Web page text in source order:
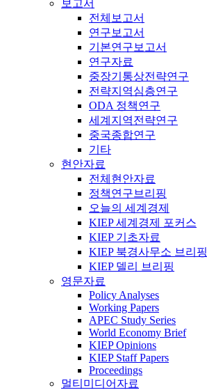
보고서
전체보고서
연구보고서
기본연구보고서
연구자료
중장기통상전략연구
전략지역심층연구
ODA 정책연구
세계지역전략연구
중국종합연구
기타
현안자료
전체현안자료
정책연구브리핑
오늘의 세계경제
KIEP 세계경제 포커스
KIEP 기초자료
KIEP 북경사무소 브리핑
KIEP 델리 브리핑
영문자료
Policy Analyses
Working Papers
APEC Study Series
World Economy Brief
KIEP Opinions
KIEP Staff Papers
Proceedings
멀티미디어자료